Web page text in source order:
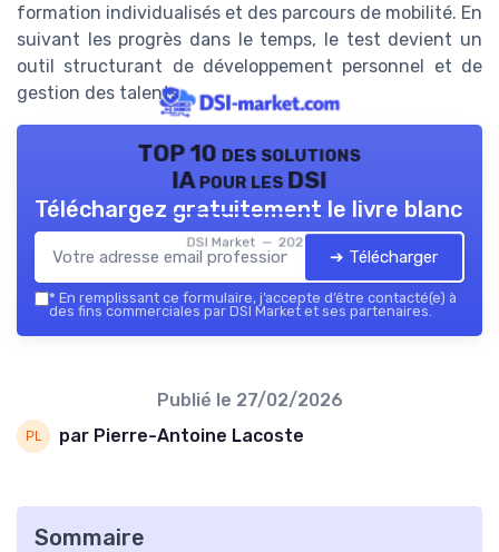
formation individualisés et des parcours de mobilité. En
suivant les progrès dans le temps, le test devient un
outil structurant de développement personnel et de
gestion des talents.
TOP 10 des solutions
IA pour les DSI
DSI Market — 2026
Téléchargez gratuitement le livre blanc
➔ Télécharger
* En remplissant ce formulaire, j’accepte d’être contacté(e) à
des fins commerciales par DSI Market et ses partenaires.
Publié le 27/02/2026
par Pierre-Antoine Lacoste
Sommaire